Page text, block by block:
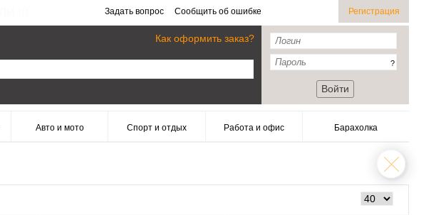
Задать вопрос Сообщить об ошибке Регистрация
Как оформить заказ?
?
Войти
Авто и мото Спорт и отдых Работа и офис Барахолка